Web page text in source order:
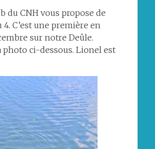
du CNH vous propose de
C’est une première en
sur notre Deûle.
ci-dessous. Lionel est